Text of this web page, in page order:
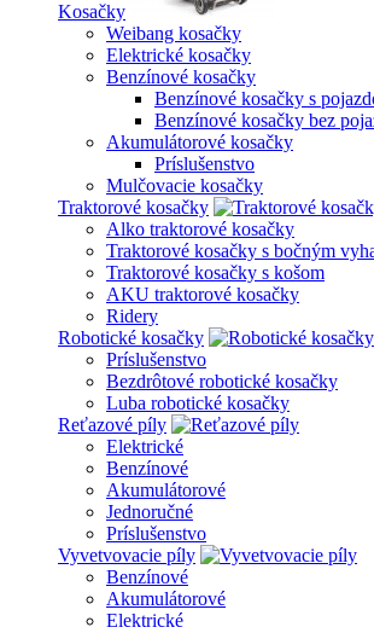
Kosačky
Weibang kosačky
Elektrické kosačky
Benzínové kosačky
Benzínové kosačky s
Benzínové kosačky bez
Akumulátorové kosačky
Príslušenstvo
Mulčovacie kosačky
Traktorové kosačky
Alko traktorové kosačky
Traktorové kosačky s bočným
Traktorové kosačky s košom
AKU traktorové kosačky
Ridery
Robotické kosačky
Príslušenstvo
Bezdrôtové robotické kosačky
Luba robotické kosačky
Reťazové píly
Elektrické
Benzínové
Akumulátorové
Jednoručné
Príslušenstvo
Vyvetvovacie píly
Benzínové
Akumulátorové
Elektrické